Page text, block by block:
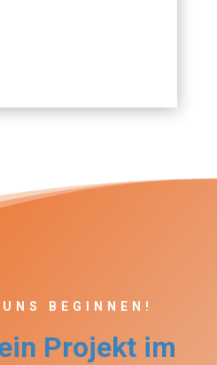
BEGINNEN!
Projekt im